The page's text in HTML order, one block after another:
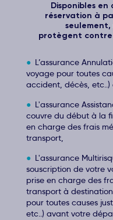
Disponibles
réservation à
seulement,
protègent contre
L’assurance
voyage pour toutes
accident, décès,
L'assurance
couvre du début à la
en charge des frais
transport,
L'assurance
souscription de votre
prise en charge des
transport à
pour toutes causes
etc..) avant votre